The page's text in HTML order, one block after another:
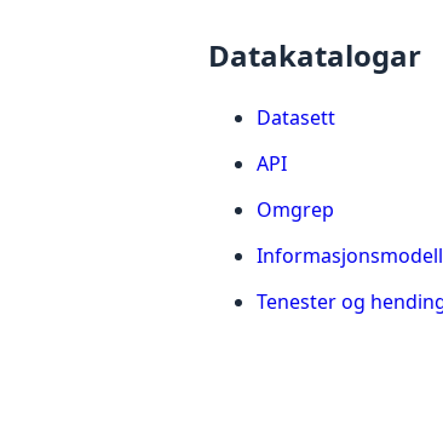
Datakatalogar
Datasett
API
Omgrep
Tenester og